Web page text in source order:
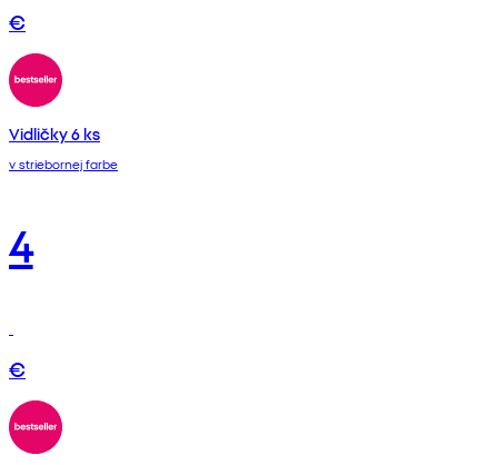
€
Vidličky 6 ks
v striebornej farbe
4
€